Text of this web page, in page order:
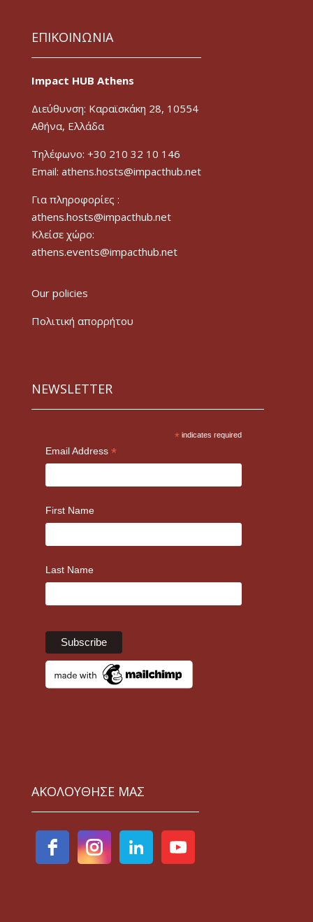
ΕΠΙΚΟΙΝΩΝΙΑ
Impact HUB Athens
Διεύθυνση: Καραϊσκάκη 28, 10554
Αθήνα, Ελλάδα
Τηλέφωνο: +30 210 32 10 146
Email: athens.hosts@impacthub.net
Για πληροφορίες :
athens.hosts@impacthub.net
Κλείσε χώρο:
athens.events@impacthub.net
Our policies
Πολιτική απορρήτου
NEWSLETTER
* indicates required
Email Address *
First Name
Last Name
ΑΚΟΛΟΥΘΗΣΕ ΜΑΣ